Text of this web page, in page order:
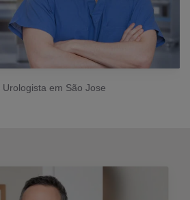
Urologista em São Jose